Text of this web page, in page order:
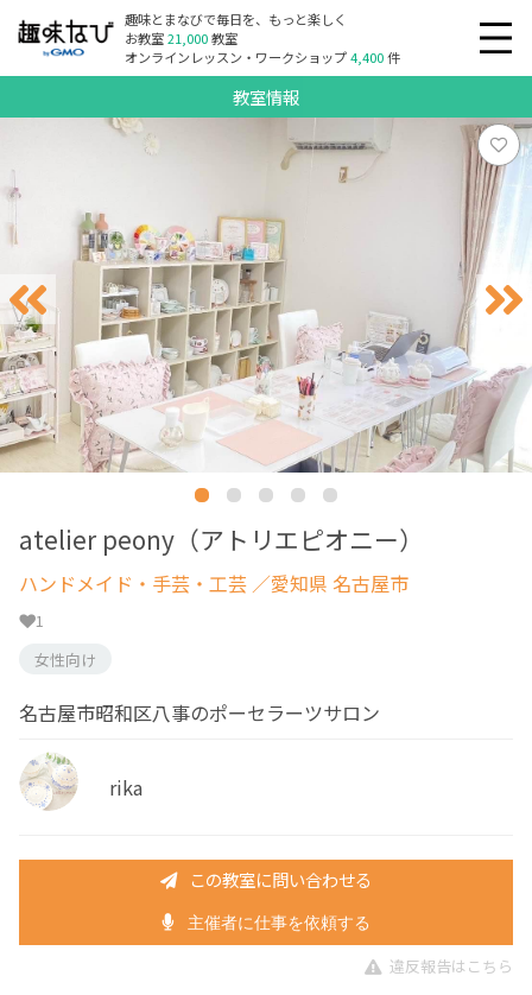
趣味とまなびで毎日を、もっと楽しく
お教室21,000教室
オンラインレッスン・ワークショップ4,400件
教室情報
atelier peony（アトリエピオニー）
ハンドメイド・手芸・工芸 ／愛知県 名古屋市
1
女性向け
名古屋市昭和区八事のポーセラーツサロン
rika
この教室に問い合わせる
主催者に仕事を依頼する
違反報告はこちら